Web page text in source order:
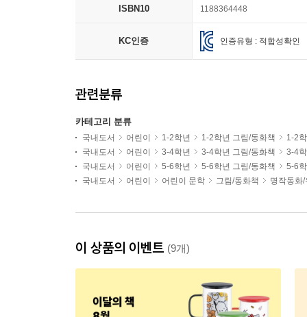
ISBN10 1188364448
KC인증 인증유형 : 적합성확인
관련분류
카테고리 분류
국내도서 어린이 1-2학년 1-2학년 그림/동화책
1-2
국내도서
어린이 3-4학년 3-4학년 그림/동화책
3-4
국내도서
어린이 5-6학년 5-6학년 그림/동화책
5-6
국내도서
어린이 어린이 문학 그림/동화책 명작동화/
이 상품의 이벤트 (9개)